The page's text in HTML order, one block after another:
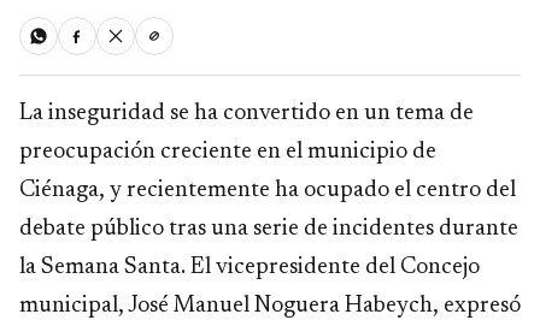
La inseguridad se ha convertido en un tema de
preocupación creciente en el municipio de
Ciénaga, y recientemente ha ocupado el centro del
debate público tras una serie de incidentes durante
la Semana Santa. El vicepresidente del Concejo
municipal, José Manuel Noguera Habeych, expresó